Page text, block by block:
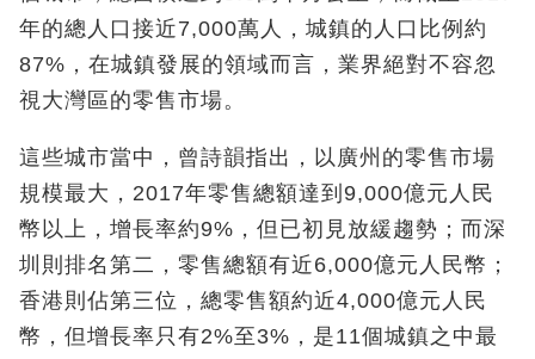
年的總人口接近7,000萬人，城鎮的人口比例約
87%，在城鎮發展的領域而言，業界絕對不容忽
視大灣區的零售市場。
這些城市當中，曾詩韻指出，以廣州的零售市場
規模最大，2017年零售總額達到9,000億元人民
幣以上，增長率約9%，但已初見放緩趨勢；而深
圳則排名第二，零售總額有近6,000億元人民幣；
香港則佔第三位，總零售額約近4,000億元人民
幣，但增長率只有2%至3%，是11個城鎮之中最